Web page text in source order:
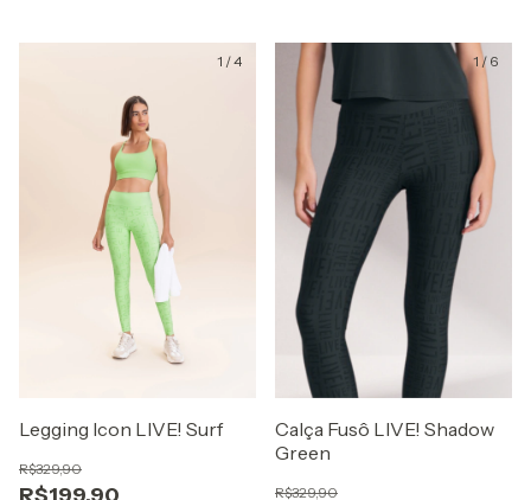
1 /4
Legging Icon LIVE! Surf
R$329,90
1 / 6
Calça Fusô LIVE! Shadow
Green
R$329,90